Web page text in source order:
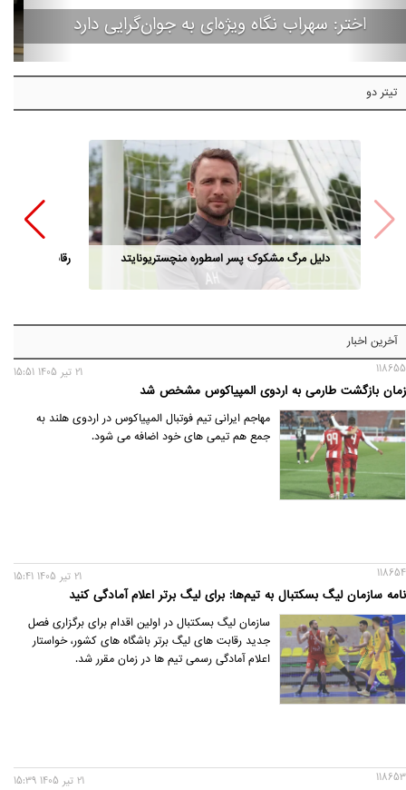
اختر: سهراب نگاه ویژه‌ای به جوان‌گرایی دارد
تیتر دو
دلیل مرگ مشکوک پسر اسطوره منچستریونایتد رقابت مدیران
آخرین اخبار
118655
زمان بازگشت طارمی به اردوی المپیاکوس مشخص شد
21 تير 1405 15:51
مهاجم ایرانی تیم فوتبال المپیاکوس در اردوی هلند به
جمع هم تیمی های خود اضافه می شود.
118654
نامه سازمان لیگ بسکتبال به تیم‌ها: برای لیگ برتر اعلام آمادگی کنید
21 تير 1405 15:41
سازمان لیگ بسکتبال در اولین اقدام برای برگزاری فصل
جدید رقابت های لیگ برتر باشگاه های کشور، خواستار
اعلام آمادگی رسمی تیم ها در زمان مقرر شد.
118653 21 تير 1405 15:39